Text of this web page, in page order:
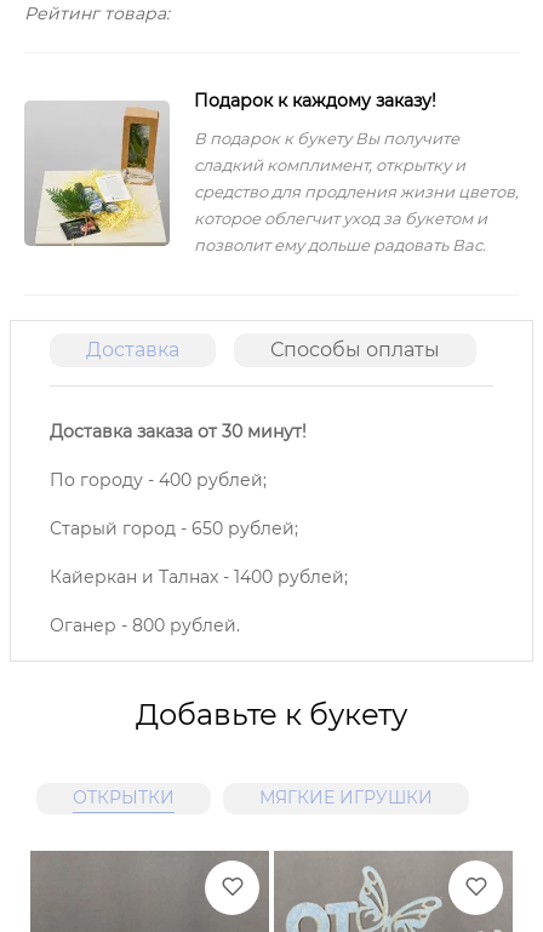
Рейтинг товара:
Подарок к каждому заказу!
В подарок к букету Вы получите
сладкий комплимент, открытку и
средство для продления жизни цветов,
которое облегчит уход за букетом и
позволит ему дольше радовать Вас.
Доставка Способы оплаты
Доставка заказа от 30 минут!
По городу - 400 рублей;
Старый город - 650 рублей;
Кайеркан и Талнах - 1400 рублей;
Оганер - 800 рублей.
Добавьте к букету
ОТКРЫТКИ МЯГКИЕ ИГРУШКИ